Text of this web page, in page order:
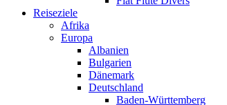
Reiseziele
Afrika
Europa
Albanien
Bulgarien
Dänemark
Deutschland
Baden-Württemberg